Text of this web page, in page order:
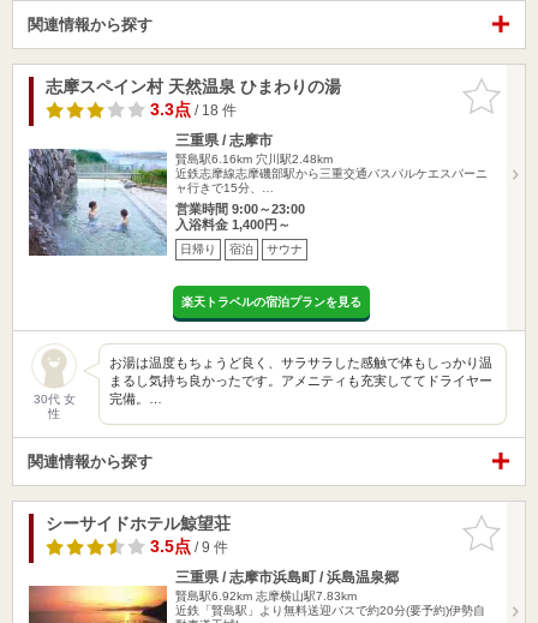
関連情報から探す
お気に入
りに追加
志摩スペイン村 天然温泉 ひまわりの湯
3.3点/ 18 件
三重県 / 志摩市
賢島駅6.16km 穴川駅2.48km
近鉄志摩線志摩磯部駅から三重交通バスパルケエスパーニ
ャ行きで15分、…
営業時間 9:00～23:00
入浴料金 1,400円～
日帰り 宿泊 サウナ
楽天トラベルの宿泊プランを見る
30代 女
性
お湯は温度もちょうど良く、サラサラした感触で体もしっかり温
まるし気持ち良かったです。アメニティも充実しててドライヤー
完備。…
関連情報から探す
お気に入
りに追加
シーサイドホテル鯨望荘
3.5点/ 9 件
三重県 / 志摩市浜島町 / 浜島温泉郷
賢島駅6.92km 志摩横山駅7.83km
近鉄「賢島駅」より無料送迎バスで約20分(要予約)伊勢自